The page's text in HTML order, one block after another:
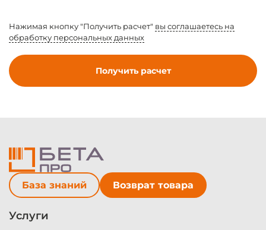
Нажимая кнопку "Получить расчет" вы соглашаетесь на
обработку персональных данных
Получить расчет
База знаний Возврат товара
Услуги